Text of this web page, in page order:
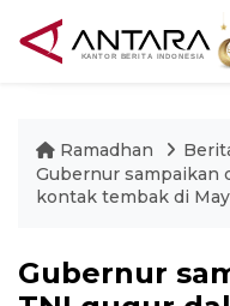
Ramadhan
Gubernur sampaikan
kontak tembak di
Gubernur